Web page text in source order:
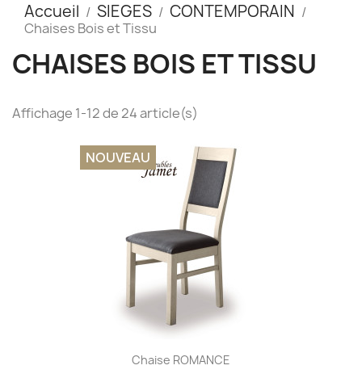
Accueil SIEGES CONTEMPORAIN
Chaises Bois et Tissu
CHAISES BOIS ET TISSU
Affichage 1-12 de 24 article(s)
Chaise ROMANCE
NOUVEAU